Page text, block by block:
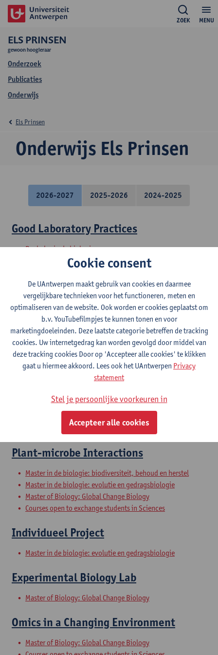
MENU
ZOEK
ELS PRINSEN
gewoon hoogleraar
Onderzoek
Publicaties
Onderwijs
Onderwijs Els Prinsen
Els Prinsen
2026-2027 2025-2026 2024-2025
Good Laboratory Practices
Bachelor in de biologie
Bachelor in de biologie
Projectwerk
Bachelor in de biologie
Vorm en functie : planten
Bachelor in de biologie
Biodiversiteit en functie
Bachelor in de biochemie en biotechnologie
Plant-microbe Interactions
Master in de biologie: biodiversiteit, behoud en herstel
Master in de biologie: evolutie en gedragsbiologie
Master of Biology: Global Change Biology
Courses open to exchange students in Sciences
Individueel Project
Master in de biologie: evolutie en gedragsbiologie
Experimental Biology Lab
Master of Biology: Global Change Biology
Omics in a Changing Environment
Master of Biology: Global Change Biology
Cookie consent
De UAntwerpen maakt gebruik van cookies en daarmee
vergelijkbare technieken voor het functioneren, meten en
optimaliseren van de website. Ook worden er cookies geplaatst om
b.v. YouTubefilmpjes te kunnen tonen en voor
marketingdoeleinden. Deze laatste categorie betreffen de tracking
cookies. Uw internetgedrag kan worden gevolgd door middel van
deze tracking cookies Door op 'Accepteer alle cookies' te klikken
gaat u hiermee akkoord. Lees ook het UAntwerpen Privacy
statement
Stel je persoonlijke voorkeuren in
Accepteer alle cookies